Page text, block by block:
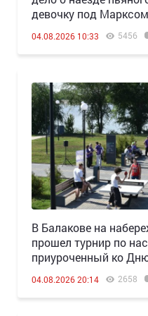
девочку под Марксом
04.08.2026 10:33 5456
В Балакове на
прошел турнир по
приуроченный ко
04.08.2026 20:14 2658